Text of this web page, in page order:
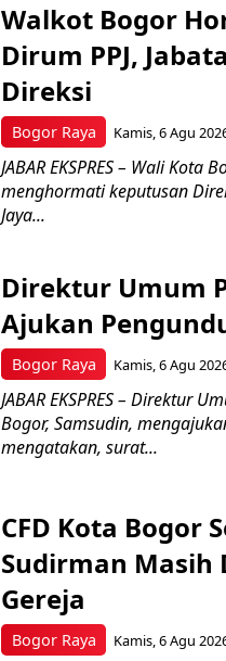
Bogor Raya
Walkot Bogor
Dirum PPJ,
Direksi
Kamis, 6 Agu
JABAR EKSPRES – Wali
menghormati keputusan
Jaya...
Bogor Raya
Direktur Umum
Ajukan
Kamis, 6 Agu
JABAR EKSPRES – Direktur
Bogor, Samsudin,
mengatakan, surat...
Bogor Raya
CFD Kota Bogor
Sudirman Masih
Gereja
Kamis, 6 Agu